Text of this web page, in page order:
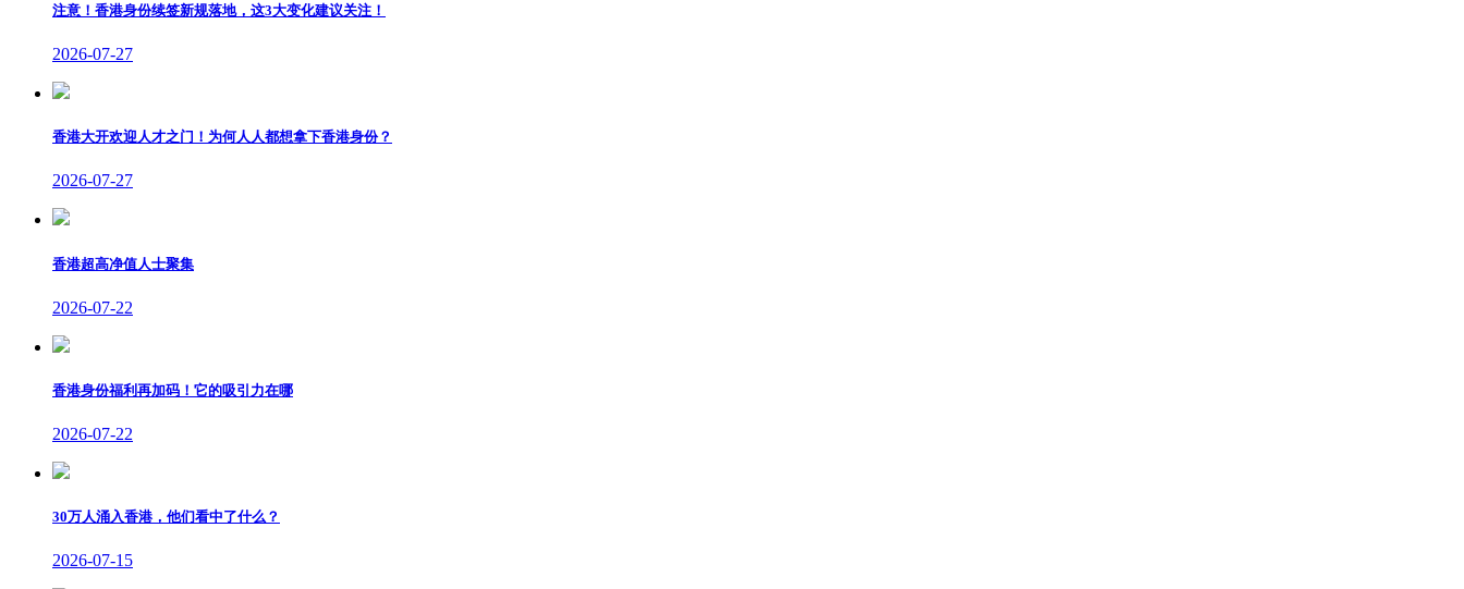
注意！香港身份续签新规落地，这3大变化建议关注！
2026-07-27
香港大开欢迎人才之门！为何人人都想拿下香港身份？
2026-07-27
香港超高净值人士聚集
2026-07-22
香港身份福利再加码！它的吸引力在哪
2026-07-22
30万人涌入香港，他们看中了什么？
2026-07-15